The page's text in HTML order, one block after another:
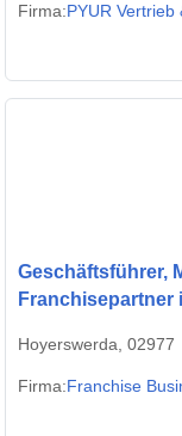
Firma:PYUR Vertrieb
Geschäftsführer,
Franchisepartner
Hoyerswerda, 02977
Firma:Franchise